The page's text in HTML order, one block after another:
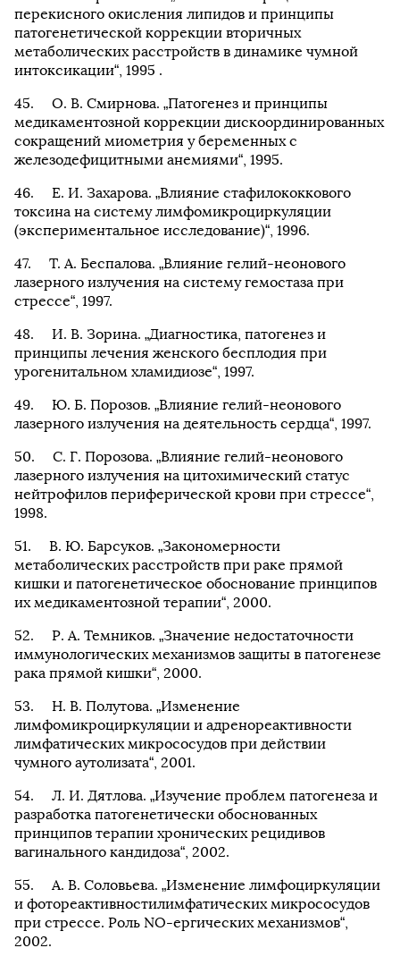
перекисного окисления липидов и принципы
патогенетической коррекции вторичных
метаболических расстройств в динамике чумной
интоксикации“, 1995 .
О. В. Смирнова. „Патогенез и принципы
медикаментозной коррекции дискоординированных
сокращений миометрия у беременных с
железодефицитными анемиями“, 1995.
Е. И. Захарова. „Влияние стафилококкового
токсина на систему лимфомикроциркуляции
(экспериментальное исследование)“, 1996.
Т. А. Беспалова. „Влияние гелий-неонового
лазерного излучения на систему гемостаза при
стрессе“, 1997.
И. В. Зорина. „Диагностика, патогенез и
принципы лечения женского бесплодия при
урогенитальном хламидиозе“, 1997.
Ю. Б. Порозов. „Влияние гелий-неонового
лазерного излучения на деятельность сердца“, 1997.
С. Г. Порозова. „Влияние гелий-неонового
лазерного излучения на цитохимический статус
нейтрофилов периферической крови при стрессе“,
1998.
В. Ю. Барсуков. „Закономерности
метаболических расстройств при раке прямой
кишки и патогенетическое обоснование принципов
их медикаментозной терапии“, 2000.
Р. А. Темников. „Значение недостаточности
иммунологических механизмов защиты в патогенезе
рака прямой кишки“, 2000.
Н. В. Полутова. „Изменение
лимфомикроциркуляции и адренореактивности
лимфатических микрососудов при действии
чумного аутолизата“, 2001.
Л. И. Дятлова. „Изучение проблем патогенеза и
разработка патогенетически обоснованных
принципов терапии хронических рецидивов
вагинального кандидоза“, 2002.
А. В. Соловьева. „Изменение лимфоциркуляции
и фотореактивностилимфатических микрососудов
при стрессе. Роль NO-ергических механизмов“,
2002.